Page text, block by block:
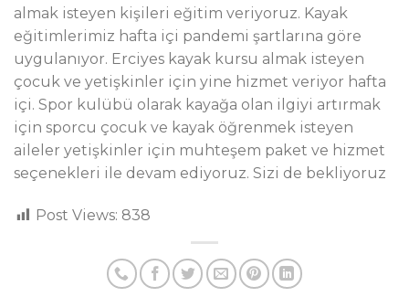
almak isteyen kişileri eğitim veriyoruz. Kayak
eğitimlerimiz hafta içi pandemi şartlarına göre
uygulanıyor. Erciyes kayak kursu almak isteyen
çocuk ve yetişkinler için yine hizmet veriyor hafta
içi. Spor kulübü olarak kayağa olan ilgiyi artırmak
için sporcu çocuk ve kayak öğrenmek isteyen
aileler yetişkinler için muhteşem paket ve hizmet
seçenekleri ile devam ediyoruz. Sizi de bekliyoruz
Post Views: 838